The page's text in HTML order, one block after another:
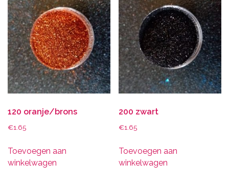
120 oranje/brons
€1.65
Toevoegen aan
winkelwagen
200 zwart
€1.65
Toevoegen aan
winkelwagen